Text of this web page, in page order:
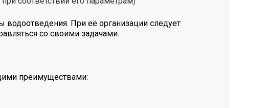
При её организации следует
со своими задачами.
преимуществами: